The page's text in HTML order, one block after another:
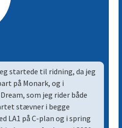
startede til ridning, da jeg
på Monark, og i
som jeg rider både
stævner i begge
LA1 på C-plan og i spring